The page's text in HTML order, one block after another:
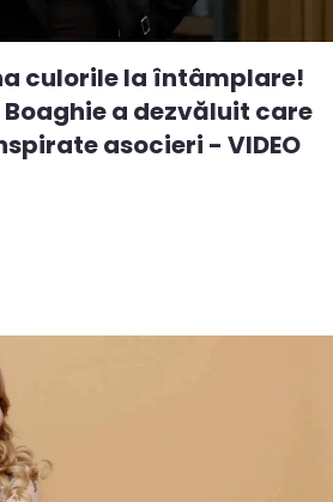
culorile la întâmplare!
a dezvăluit care
asocieri - VIDEO